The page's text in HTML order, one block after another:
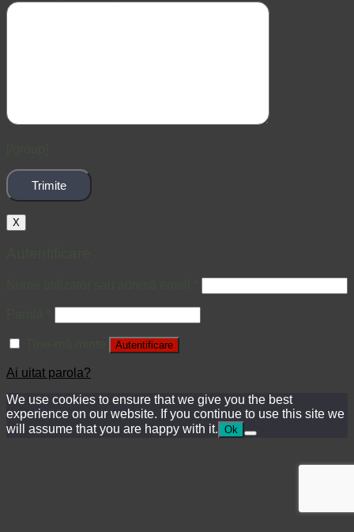
X
Autentificare
Ai uitat parola?
We use cookies to ensure that we give you the best
experience on our website. If you continue to use this site we
will assume that you are happy with it. Ok